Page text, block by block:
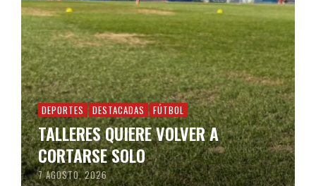
DEPORTES DESTACADAS FÚTBOL
TALLERES QUIERE VOLVER A
CORTARSE SOLO
7 AGOSTO, 2026